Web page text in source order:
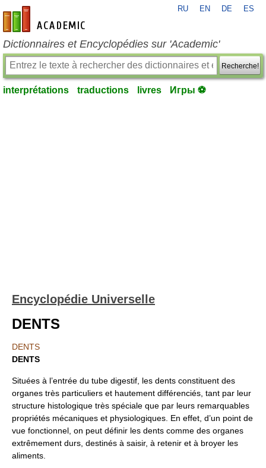
fr-academic.com
RU EN DE ES
Dictionnaires et Encyclopédies sur 'Academic'
Recherche!
interprétations traductions livres Игры ⚽
Encyclopédie Universelle
DENTS
DENTS
DENTS
Situées à l’entrée du tube digestif, les dents constituent des
organes très particuliers et hautement différenciés, tant par leur
structure histologique très spéciale que par leurs remarquables
propriétés mécaniques et physiologiques. En effet, d’un point de
vue fonctionnel, on peut définir les dents comme des organes
extrêmement durs, destinés à saisir, à retenir et à broyer les
aliments.